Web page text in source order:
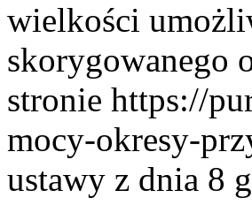
wielkości
skorygowanego
stronie https://
mocy-okresy-
ustawy z dnia 8